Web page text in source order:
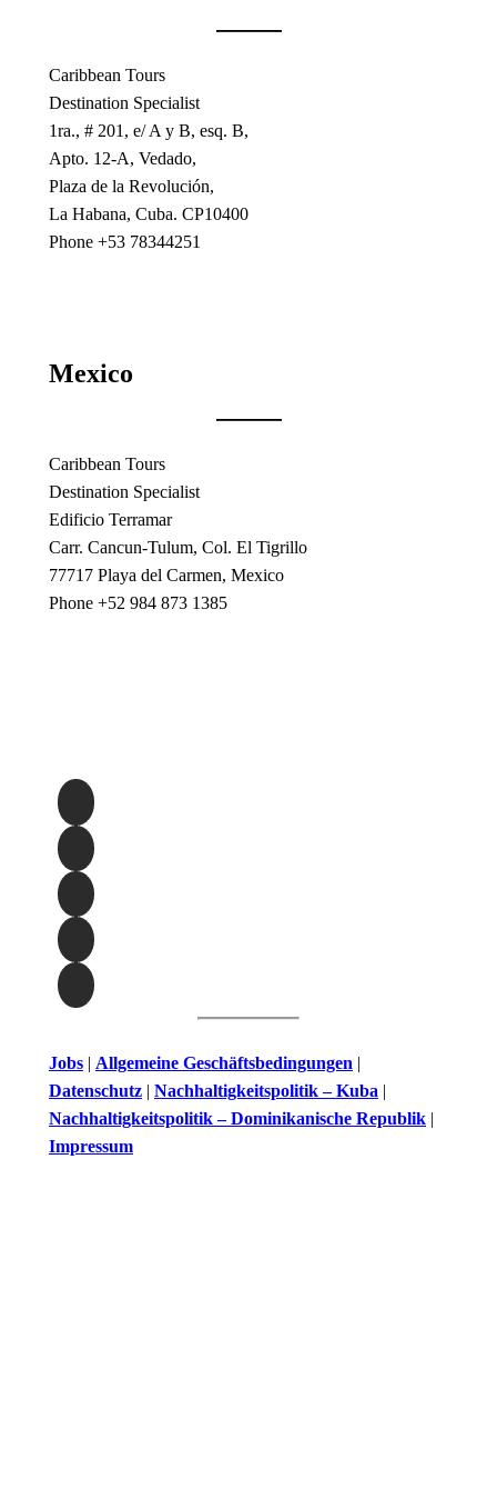
Caribbean Tours
Destination Specialist
1ra., # 201, e/ A y B, esq. B,
Apto. 12-A, Vedado,
Plaza de la Revolución,
La Habana, Cuba. CP10400
Phone +53 78344251
Mexico
Caribbean Tours
Destination Specialist
Edificio Terramar
Carr. Cancun-Tulum, Col. El Tigrillo
77717 Playa del Carmen, Mexico
Phone +52 984 873 1385
Jobs | Allgemeine Geschäftsbedingungen |
Datenschutz | Nachhaltigkeitspolitik – Kuba |
Nachhaltigkeitspolitik – Dominikanische Republik |
Impressum